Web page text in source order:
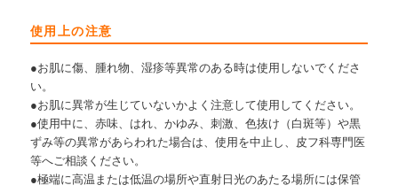
使用上の注意
●お肌に傷、腫れ物、湿疹等異常のある時は使用しないでくださ
い。
●お肌に異常が生じていないかよく注意して使用してください。
●使用中に、赤味、はれ、かゆみ、刺激、色抜け（白斑等）や黒
ずみ等の異常があらわれた場合は、使用を中止し、皮フ科専門医
等へご相談ください。
●極端に高温または低温の場所や直射日光のあたる場所には保管